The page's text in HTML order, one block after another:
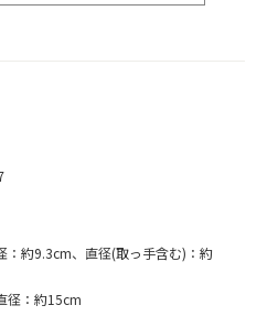
：約9.3cm、直径(取っ手含む)：約
径：約15cm